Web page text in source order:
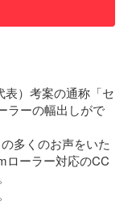
表）考案の通称「セ
ラーの幅出しがで
多くのお声をいた
ローラー対応のCC